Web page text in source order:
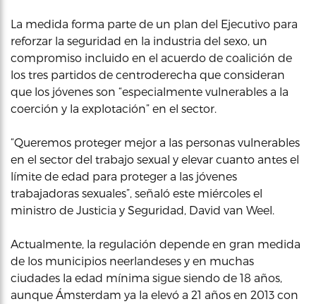
La medida forma parte de un plan del Ejecutivo para
reforzar la seguridad en la industria del sexo, un
compromiso incluido en el acuerdo de coalición de
los tres partidos de centroderecha que consideran
que los jóvenes son “especialmente vulnerables a la
coerción y la explotación” en el sector.
“Queremos proteger mejor a las personas vulnerables
en el sector del trabajo sexual y elevar cuanto antes el
límite de edad para proteger a las jóvenes
trabajadoras sexuales”, señaló este miércoles el
ministro de Justicia y Seguridad, David van Weel.
Actualmente, la regulación depende en gran medida
de los municipios neerlandeses y en muchas
ciudades la edad mínima sigue siendo de 18 años,
aunque Ámsterdam ya la elevó a 21 años en 2013 con